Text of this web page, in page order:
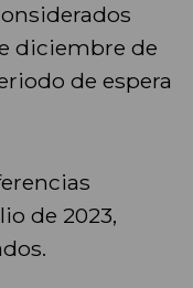
diciembre de
de espera
de 2023,